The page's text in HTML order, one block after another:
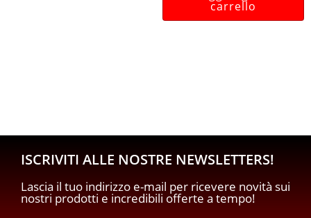
carrello
ISCRIVITI ALLE NOSTRE NEWSLETTERS!
Lascia il tuo indirizzo e-mail per ricevere novità sui
nostri prodotti e incredibili offerte a tempo!